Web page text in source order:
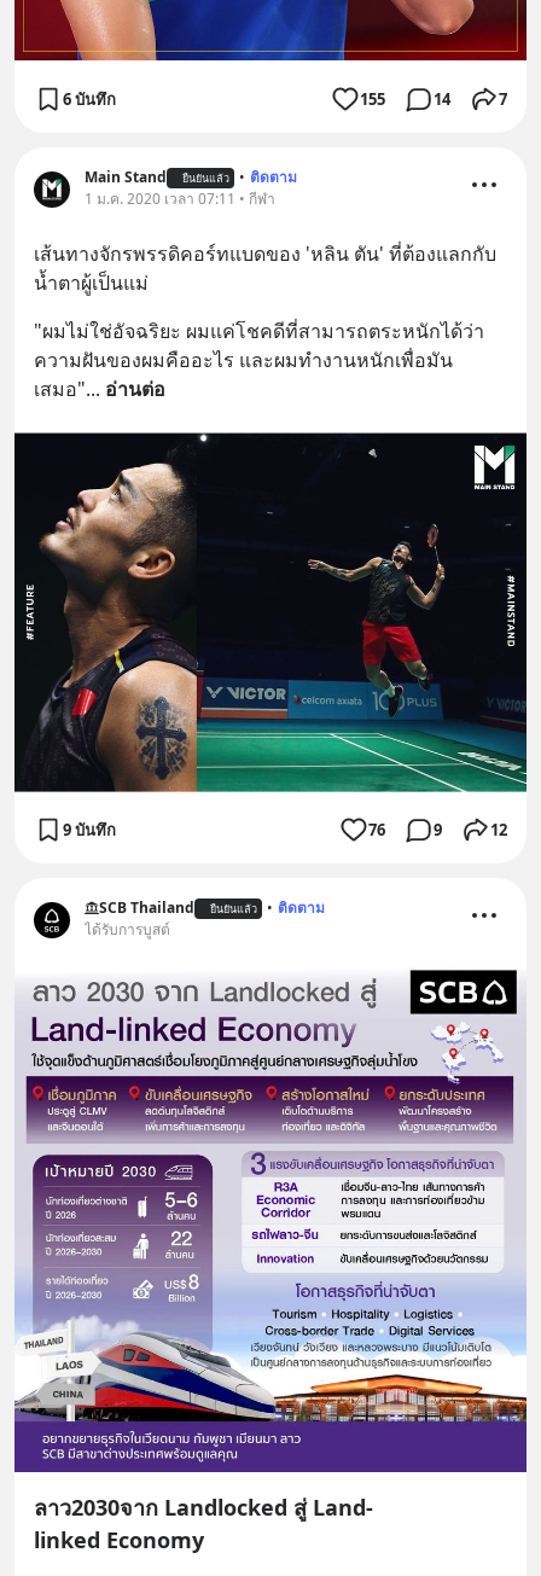
6 บันทึก 155 14 7
Main Stand ยืนยันแล้ว • ติดตาม
1 ม.ค. 2020 เวลา 07:11 • กีฬา
เส้นทางจักรพรรดิคอร์ทแบดของ 'หลิน ตัน' ที่ต้องแลกกับ
น้ำตาผู้เป็นแม่
"ผมไม่ใช่อัจฉริยะ ผมแค่โชคดีที่สามารถตระหนักได้ว่า
ความฝันของผมคืออะไร และผมทำงานหนักเพื่อมัน
เสมอ"... อ่านต่อ
9 บันทึก 76 9 12
SCB Thailand ยืนยันแล้ว • ติดตาม
ได้รับการบูสต์
ลาว2030จาก Landlocked สู่ Land-
linked Economy